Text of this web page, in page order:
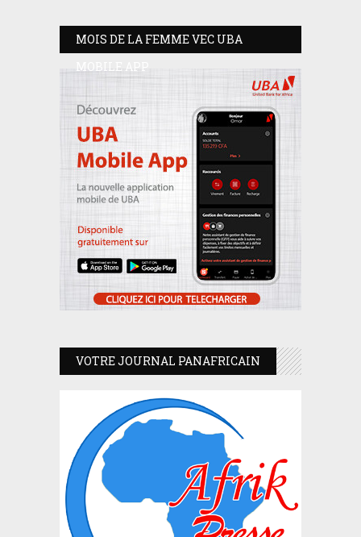
MOIS DE LA FEMME VEC UBA
MOBILE APP
VOTRE JOURNAL PANAFRICAIN